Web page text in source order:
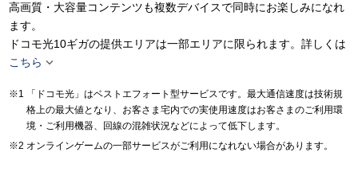
高画質・大容量コンテンツも複数デバイスで同時にお楽しみになれ
ます。
ドコモ光10ギガの提供エリアは一部エリアに限られます。詳しくは
こちら 
「ドコモ光」はベストエフォート型サービスです。最大通信速度は技術規
格上の最大値となり、お客さま宅内での実使用速度はお客さまのご利用環
境・ご利用機器、回線の混雑状況などによって低下します。
オンラインゲームの一部サービスがご利用になれない場合があります。